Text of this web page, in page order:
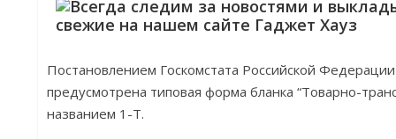
Постановлением Госкомстата Российской
предусмотрена типовая форма бланка “Товарно-
названием 1-Т.